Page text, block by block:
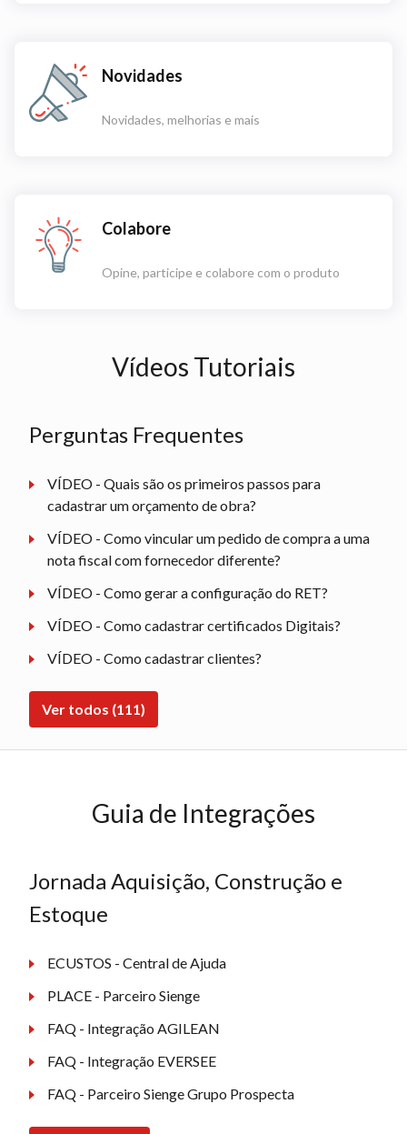
Novidades
Novidades, melhorias e mais
Colabore
Opine, participe e colabore com o produto
Vídeos Tutoriais
Perguntas Frequentes
VÍDEO - Quais são os primeiros passos para
cadastrar um orçamento de obra?
VÍDEO - Como vincular um pedido de compra a uma
nota fiscal com fornecedor diferente?
VÍDEO - Como gerar a configuração do RET?
VÍDEO - Como cadastrar certificados Digitais?
VÍDEO - Como cadastrar clientes?
Ver todos (111)
Guia de Integrações
Jornada Aquisição, Construção e
Estoque
ECUSTOS - Central de Ajuda
PLACE - Parceiro Sienge
FAQ - Integração AGILEAN
FAQ - Integração EVERSEE
FAQ - Parceiro Sienge Grupo Prospecta